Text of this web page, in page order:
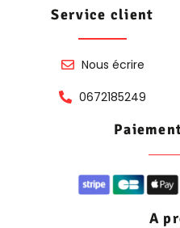
Service client
Nous écrire
0672185249
A